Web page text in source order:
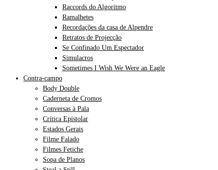
Raccords do Algoritmo
Ramalhetes
Recordações da casa de Alpendre
Retratos de Projecção
Se Confinado Um Espectador
Simulacros
Sometimes I Wish We Were an Eagle
Contra-campo
Body Double
Caderneta de Cromos
Conversas à Pala
Crítica Epistolar
Estados Gerais
Filme Falado
Filmes Fetiche
Sopa de Planos